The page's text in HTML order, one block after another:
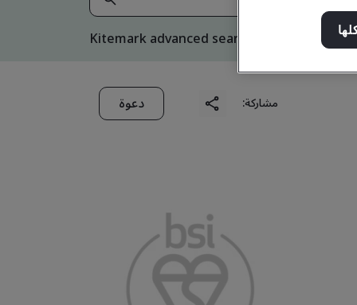
Kitemark advanced search
مشاركة: دعوة